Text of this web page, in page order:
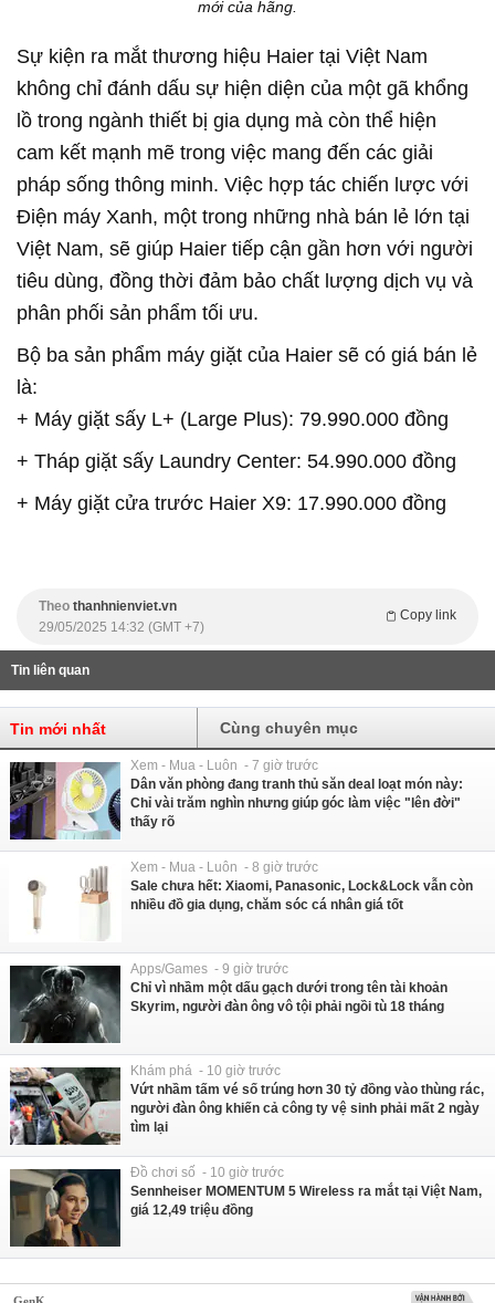
mới của hãng.
Sự kiện ra mắt thương hiệu Haier tại Việt Nam
không chỉ đánh dấu sự hiện diện của một gã khổng
lồ trong ngành thiết bị gia dụng mà còn thể hiện
cam kết mạnh mẽ trong việc mang đến các giải
pháp sống thông minh. Việc hợp tác chiến lược với
Điện máy Xanh, một trong những nhà bán lẻ lớn tại
Việt Nam, sẽ giúp Haier tiếp cận gần hơn với người
tiêu dùng, đồng thời đảm bảo chất lượng dịch vụ và
phân phối sản phẩm tối ưu.
Bộ ba sản phẩm máy giặt của Haier sẽ có giá bán lẻ
là:
+ Máy giặt sấy L+ (Large Plus): 79.990.000 đồng
+ Tháp giặt sấy Laundry Center: 54.990.000 đồng
+ Máy giặt cửa trước Haier X9: 17.990.000 đồng
Theo thanhnienviet.vn
Copy link
29/05/2025 14:32 (GMT +7)
Tin liên quan
Tin mới nhất Cùng chuyên mục
Xem - Mua - Luôn - 7 giờ trước
Dân văn phòng đang tranh thủ săn deal loạt món này:
Chỉ vài trăm nghìn nhưng giúp góc làm việc "lên đời"
thấy rõ
Xem - Mua - Luôn - 8 giờ trước
Sale chưa hết: Xiaomi, Panasonic, Lock&Lock vẫn còn
nhiều đồ gia dụng, chăm sóc cá nhân giá tốt
Apps/Games - 9 giờ trước
Chỉ vì nhầm một dấu gạch dưới trong tên tài khoản
Skyrim, người đàn ông vô tội phải ngồi tù 18 tháng
Khám phá - 10 giờ trước
Vứt nhầm tấm vé số trúng hơn 30 tỷ đồng vào thùng rác,
người đàn ông khiến cả công ty vệ sinh phải mất 2 ngày
tìm lại
Đồ chơi số - 10 giờ trước
Sennheiser MOMENTUM 5 Wireless ra mắt tại Việt Nam,
giá 12,49 triệu đồng